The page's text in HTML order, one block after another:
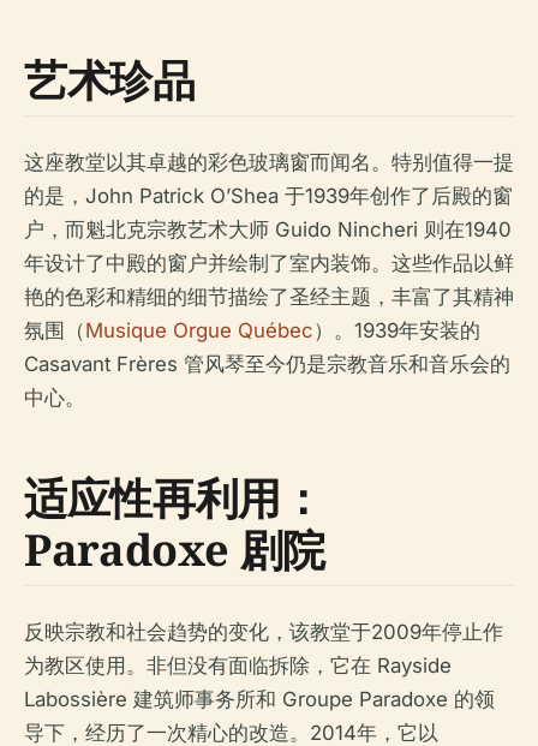
艺术珍品
这座教堂以其卓越的彩色玻璃窗而闻名。特别值得一提
的是，John Patrick O’Shea 于1939年创作了后殿的窗
户，而魁北克宗教艺术大师 Guido Nincheri 则在1940
年设计了中殿的窗户并绘制了室内装饰。这些作品以鲜
艳的色彩和精细的细节描绘了圣经主题，丰富了其精神
氛围（Musique Orgue Québec）。1939年安装的
Casavant Frères 管风琴至今仍是宗教音乐和音乐会的
中心。
适应性再利用：
Paradoxe 剧院
反映宗教和社会趋势的变化，该教堂于2009年停止作
为教区使用。非但没有面临拆除，它在 Rayside
Labossière 建筑师事务所和 Groupe Paradoxe 的领
导下，经历了一次精心的改造。2014年，它以